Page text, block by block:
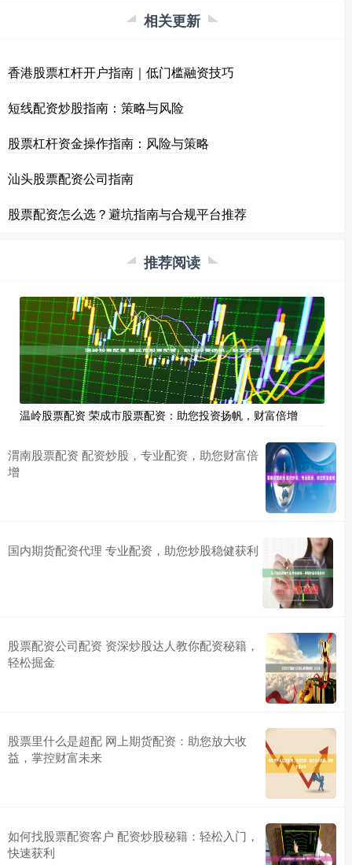
相关更新
香港股票杠杆开户指南｜低门槛融资技巧
短线配资炒股指南：策略与风险
股票杠杆资金操作指南：风险与策略
汕头股票配资公司指南
股票配资怎么选？避坑指南与合规平台推荐
推荐阅读
温岭股票配资 荣成市股票配资：助您投资扬帆，财富倍增
渭南股票配资 配资炒股，专业配资，助您财富倍
增
国内期货配资代理 专业配资，助您炒股稳健获利
股票配资公司配资 资深炒股达人教你配资秘籍，
轻松掘金
股票里什么是超配 网上期货配资：助您放大收
益，掌控财富未来
如何找股票配资客户 配资炒股秘籍：轻松入门，
快速获利